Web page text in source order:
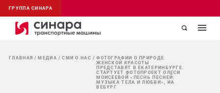
ГРУППА СИНАРА
ГЛАВНАЯ МЕДИА СМИ О НАС
ФОТОГРАФИИ О ПРИРОДЕ
ЖЕНСКОЙ КРАСОТЫ
ПРЕДСТАВЯТ В ЕКАТЕРИНБУРГЕ.
СТАРТУЕТ ФОТОПРОЕКТ ОЛЕСИ
МОИСЕЕВОЙ «ПЕСНЬ ПЕСНЕЙ:
МУЗЫКА ТЕЛА И ЛЮБВИ», ИА
ВЕБУРГ